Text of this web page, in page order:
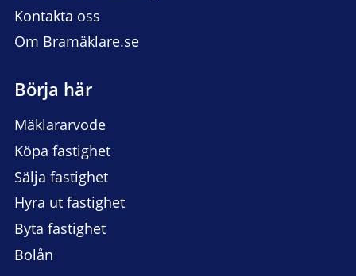
Kontakta oss
Om Bramäklare.se
Börja här
Mäklararvode
Köpa fastighet
Sälja fastighet
Hyra ut fastighet
Byta fastighet
Bolån